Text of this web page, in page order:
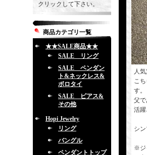
クリックして下さい。
商品カテゴリ一覧
★★SALE商品★★
SALE リング
SALE ペンダン
ト&ネックレス&
ボロタイ
SALE ピアス&
その他
Hopi Jewelry
リング
バングル
ペンダントトップ
人
こ
す。
父
活
シ
※ジ